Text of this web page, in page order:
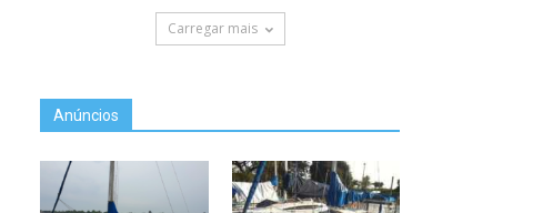
Carregar mais
Anúncios